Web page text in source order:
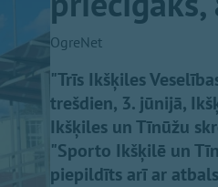
OgreNet
"Trīs Ikšķiles
trešdien, 3. jūnijā,
Ikšķiles un Tīnūžu
"Sporto Ikšķilē un
piepildīts arī ar